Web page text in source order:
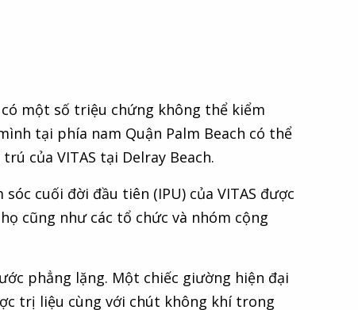
một số triệu chứng không thể kiểm
tại phía nam Quận Palm Beach có thể
của VITAS tại Delray Beach.
cuối đời đầu tiên (IPU) của VITAS được
cũng như các tổ chức và nhóm cộng
phẳng lặng. Một chiếc giường hiện đại
trị liệu cùng với chút không khí trong